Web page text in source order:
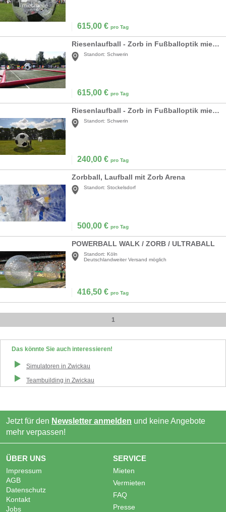
615,00 € pro Tag
Riesenlaufball - Zorb in Fußballoptik mieten
Standort: Schwerin
615,00 € pro Tag
Riesenlaufball - Zorb in Fußballoptik mieten
Standort: Schwerin
240,00 € pro Tag
Zorbball, Laufball mit Zorb Arena
Standort: Stockelsdorf
500,00 € pro Tag
POWERBALL WALK / ZORB / ULTRABALL
Standort: Köln
Deutschlandweiter Versand möglich
416,50 € pro Tag
1
Das könnte Sie auch interessieren!
Simulatoren in Zwickau
Teambuilding in Zwickau
Jetzt für den Newsletter anmelden und keine Angebote
mehr verpassen!
ÜBER UNS
Impressum
AGB
Datenschutz
Kontakt
Jobs
SERVICE
Mieten
Vermieten
FAQ
Presse